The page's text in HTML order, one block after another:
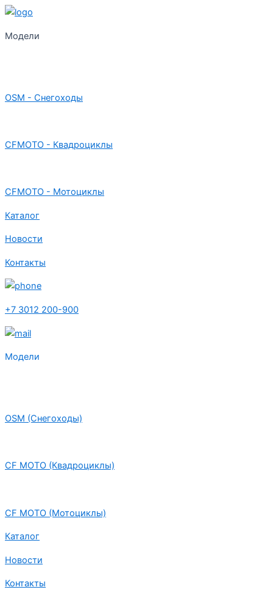
Модели
OSM - Снегоходы
CFMOTO - Квадроциклы
CFMOTO - Мотоциклы
Каталог
Новости
Контакты
+7 3012 200-900
Модели
OSM (Снегоходы)
CF MOTO (Квадроциклы)
CF MOTO (Мотоциклы)
Каталог
Новости
Контакты